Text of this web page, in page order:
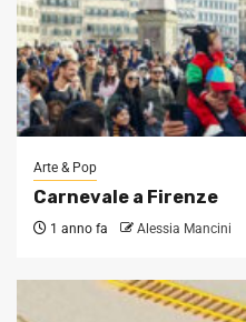
Arte & Pop
Carnevale a Firenze
1 anno fa Alessia Mancini